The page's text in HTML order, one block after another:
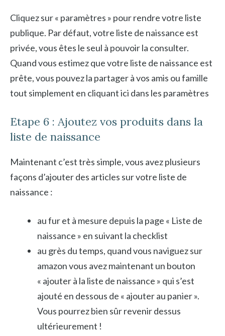
Cliquez sur « paramètres » pour rendre votre liste
publique. Par défaut, votre liste de naissance est
privée, vous êtes le seul à pouvoir la consulter.
Quand vous estimez que votre liste de naissance est
prête, vous pouvez la partager à vos amis ou famille
tout simplement en cliquant ici dans les paramètres
Etape 6 : Ajoutez vos produits dans la
liste de naissance
Maintenant c’est très simple, vous avez plusieurs
façons d’ajouter des articles sur votre liste de
naissance :
au fur et à mesure depuis la page « Liste de
naissance » en suivant la checklist
au grès du temps, quand vous naviguez sur
amazon vous avez maintenant un bouton
« ajouter à la liste de naissance » qui s’est
ajouté en dessous de « ajouter au panier ».
Vous pourrez bien sûr revenir dessus
ultérieurement !